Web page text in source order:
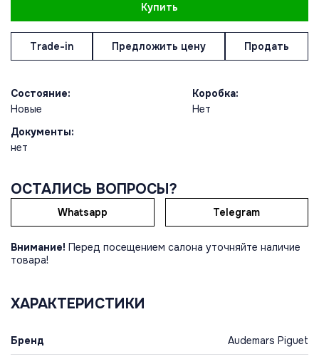
Купить
Trade-in Предложить цену Продать
Состояние:
Новые
Коробка:
Нет
Документы:
нет
ОСТАЛИСЬ ВОПРОСЫ?
Whatsapp Telegram
Внимание! Перед посещением салона уточняйте наличие
товара!
ХАРАКТЕРИСТИКИ
Бренд Audemars Piguet